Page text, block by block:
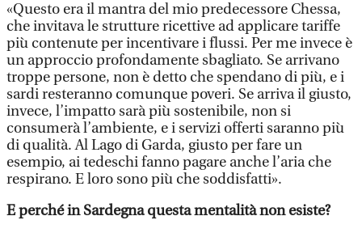
«Questo era il mantra del mio predecessore Chessa,
che invitava le strutture ricettive ad applicare tariffe
più contenute per incentivare i flussi. Per me invece è
un approccio profondamente sbagliato. Se arrivano
troppe persone, non è detto che spendano di più, e i
sardi resteranno comunque poveri. Se arriva il giusto,
invece, l’impatto sarà più sostenibile, non si
consumerà l’ambiente, e i servizi offerti saranno più
di qualità. Al Lago di Garda, giusto per fare un
esempio, ai tedeschi fanno pagare anche l’aria che
respirano. E loro sono più che soddisfatti».
E perché in Sardegna questa mentalità non esiste?